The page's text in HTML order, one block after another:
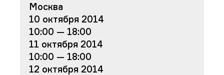
Москва
10 октября 2014
10:00 — 18:00
11 октября 2014
10:00 — 18:00
12 октября 2014